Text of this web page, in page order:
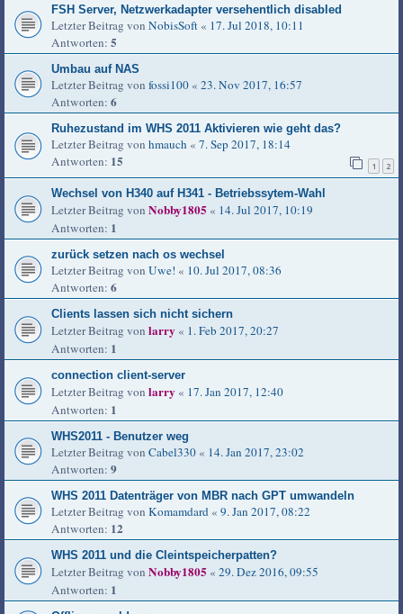
FSH Server, Netzwerkadapter versehentlich disabled
Letzter Beitrag von NobisSoft « 17. Jul 2018, 10:11
Antworten: 5
Umbau auf NAS
Letzter Beitrag von fossi100 « 23. Nov 2017, 16:57
Antworten: 6
Ruhezustand im WHS 2011 Aktivieren wie geht das?
Letzter Beitrag von hmauch « 7. Sep 2017, 18:14
Antworten: 15 1 2
Wechsel von H340 auf H341 - Betriebssytem-Wahl
Letzter Beitrag von Nobby1805 « 14. Jul 2017, 10:19
Antworten: 1
zurück setzen nach os wechsel
Letzter Beitrag von Uwe! « 10. Jul 2017, 08:36
Antworten: 6
Clients lassen sich nicht sichern
Letzter Beitrag von larry « 1. Feb 2017, 20:27
Antworten: 1
connection client-server
Letzter Beitrag von larry « 17. Jan 2017, 12:40
Antworten: 1
WHS2011 - Benutzer weg
Letzter Beitrag von Cabel330 « 14. Jan 2017, 23:02
Antworten: 9
WHS 2011 Datenträger von MBR nach GPT umwandeln
Letzter Beitrag von Komamdard « 9. Jan 2017, 08:22
Antworten: 12
WHS 2011 und die Cleintspeicherpatten?
Letzter Beitrag von Nobby1805 « 29. Dez 2016, 09:55
Antworten: 1